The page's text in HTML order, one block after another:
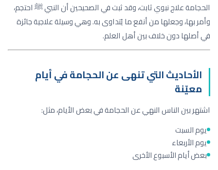
الحجامة علاج نبوي ثابت، وقد ثبت في الصحيحين أن النبي ﷺ احتجم،
وأمر بها، وجعلها من أنفع ما يُتداوى به. وهي وسيلة علاجية جائزة
في أصلها دون خلاف بين أهل العلم.
الأحاديث التي تنهى عن الحجامة في أيام
معيّنة
اشتهر بين الناس النهي عن الحجامة في بعض الأيام، مثل:
يوم السبت
يوم الأربعاء
بعض أيام الأسبوع الأخرى